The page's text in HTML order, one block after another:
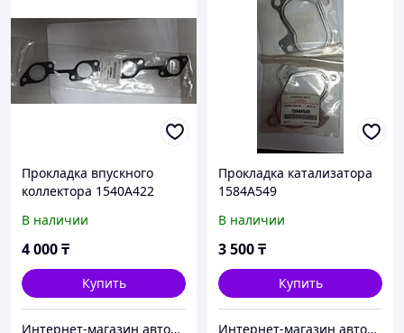
Прокладка впускного
коллектора 1540A422
В наличии
4 000₸
Купить
Интернет-магазин автозапчастей Parts-shop.kz
Прокладка катализатора
1584A549
В наличии
3 500₸
Купить
Интернет-магазин автозапчастей Parts-shop.kz